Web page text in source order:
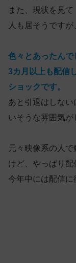
また、現状を見て
人も居そうです
色々とあったん
3カ月以上も配信
ショックです。
あと引退はしな
いそうな雰囲気が
元々映像系の人
けど、やっぱり配
今年中には配信に